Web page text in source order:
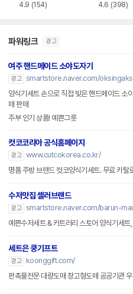
4.9 (154) 4.6 (398)
파워링크 광고
여주 핸드메이드 소야도자기
광고 smartstore.naver.com/
양식기세트 손으로 직접 빚은 핸드메이드 소
매 판매
주부 인기 상품! 예쁜그릇
컷코코리아 공식홈페이지
광고 www.cutcokorea.co.kr/
명품 주방 브랜드 컷코양식기세트. 무료 카탈
수저맛집 셀러브랜드
광고 smartstore.naver.com/barun-
예쁜수저세트 & 커트러리 스토어 양식기세트
세트은 쿵기프트
광고
koonggift.com/